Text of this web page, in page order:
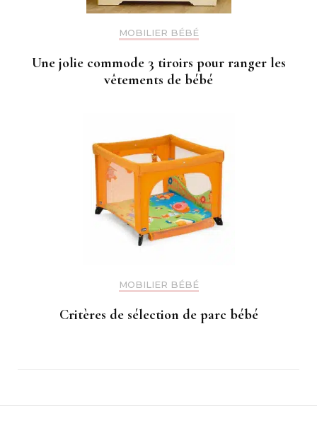
MOBILIER BÉBÉ
Une jolie commode 3 tiroirs pour ranger les
vêtements de bébé
MOBILIER BÉBÉ
Critères de sélection de parc bébé